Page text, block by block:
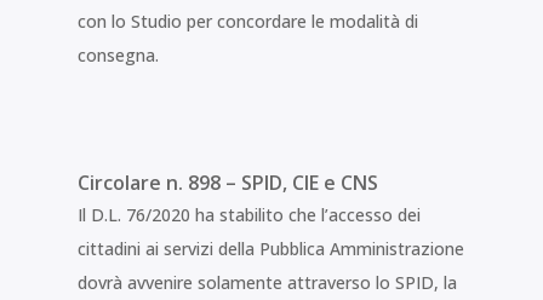
con lo Studio per concordare le modalità di
consegna.
Circolare n. 898 – SPID, CIE e CNS
Il D.L. 76/2020 ha stabilito che l’accesso dei
cittadini ai servizi della Pubblica Amministrazione
dovrà avvenire solamente attraverso lo SPID, la